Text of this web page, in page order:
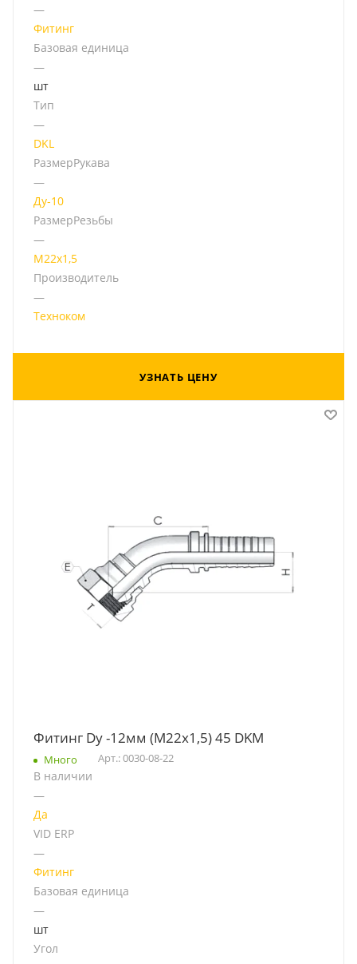
—
Фитинг
Базовая единица
—
шт
Тип
—
DKL
РазмерРукава
—
Ду-10
РазмерРезьбы
—
М22х1,5
Производитель
—
Техноком
УЗНАТЬ ЦЕНУ
Фитинг Dу -12мм (М22х1,5) 45 DKM
Много Арт.: 0030-08-22
В наличии
—
Да
VID ERP
—
Фитинг
Базовая единица
—
шт
Угол